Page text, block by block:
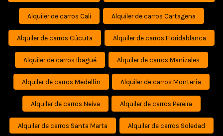
Alquiler de carros Cali Alquiler de carros Cartagena
Alquiler de carros Cúcuta Alquiler de carros Floridablanca
Alquiler de carros Ibagué Alquiler de carros Manizales
Alquiler de carros Medellín Alquiler de carros Montería
Alquiler de carros Neiva Alquiler de carros Pereira
Alquiler de carros Santa Marta Alquiler de carros Soledad